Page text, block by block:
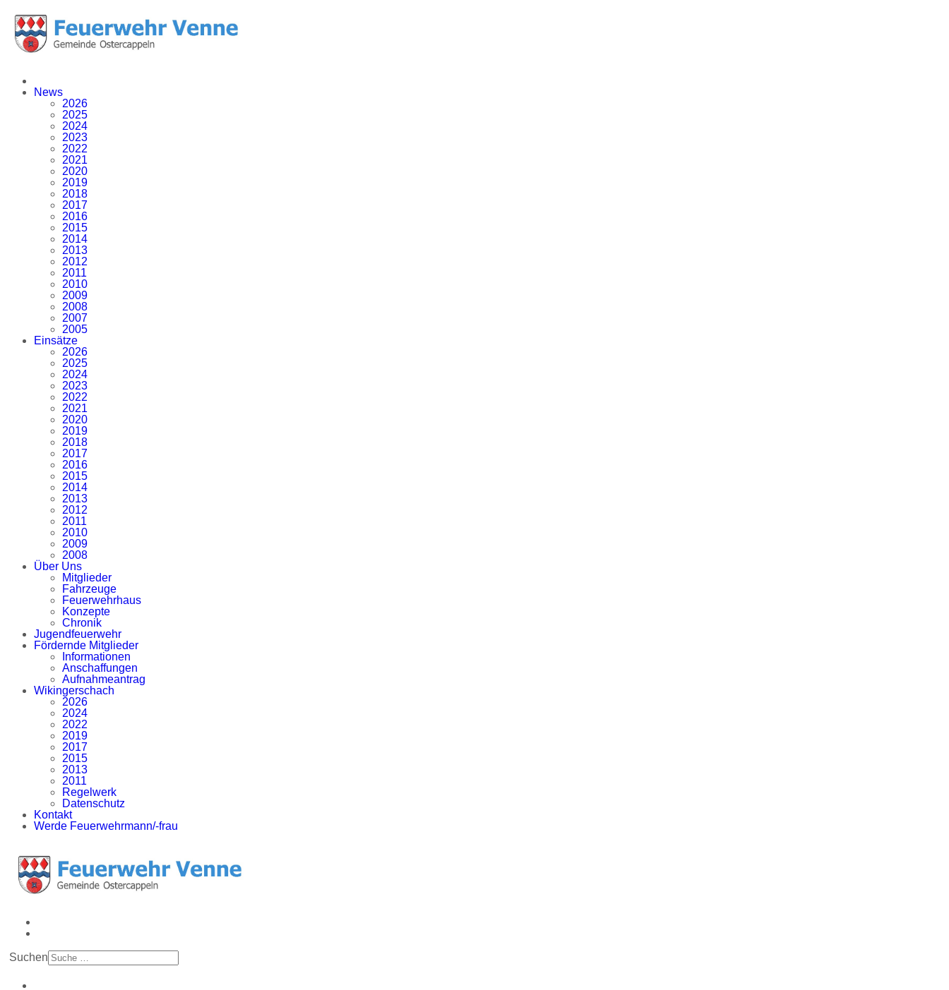
News
2026
2025
2024
2023
2022
2021
2020
2019
2018
2017
2016
2015
2014
2013
2012
2011
2010
2009
2008
2007
2005
Einsätze
2026
2025
2024
2023
2022
2021
2020
2019
2018
2017
2016
2015
2014
2013
2012
2011
2010
2009
2008
Über Uns
Mitglieder
Fahrzeuge
Feuerwehrhaus
Konzepte
Chronik
Jugendfeuerwehr
Fördernde Mitglieder
Informationen
Anschaffungen
Aufnahmeantrag
Wikingerschach
2026
2024
2022
2019
2017
2015
2013
2011
Regelwerk
Datenschutz
Kontakt
Werde Feuerwehrmann/-frau
Suchen